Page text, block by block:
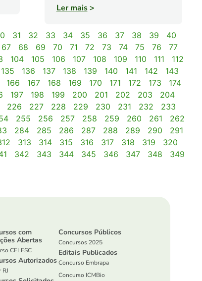
Ler mais>
31 32 33 34 35 36 37 38 39
40
67 68 69 70 71 72 73 74 75 76
77
104 105 106 107 108 109 110 111
112
135 136 137 138 139 140 141 142
143
166 167 168 169 170 171 172 173
174
197 198 199 200 201 202 203
204
226 227 228 229 230 231 232
233
255 256 257 258 259 260 261
262
284 285 286 287 288 289 290
291
313 314 315 316 317 318 319
320
342 343 344 345 346 347 348
349
com
Abertas
CELESC
Autorizados
RJ
Concursos Públicos
Concursos 2025
Editais Publicados
Concurso Embrapa
Concurso ICMBio